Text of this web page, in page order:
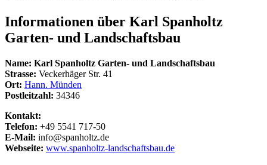
Informationen über Karl Spanholtz
Garten- und Landschaftsbau
Name: Karl Spanholtz Garten- und Landschaftsbau
Strasse: Veckerhäger Str. 41
Ort: Hann. Münden
Postleitzahl: 34346
Kontakt:
Telefon: +49 5541 717-50
E-Mail: info@spanholtz.de
Webseite: www.spanholtz-landschaftsbau.de